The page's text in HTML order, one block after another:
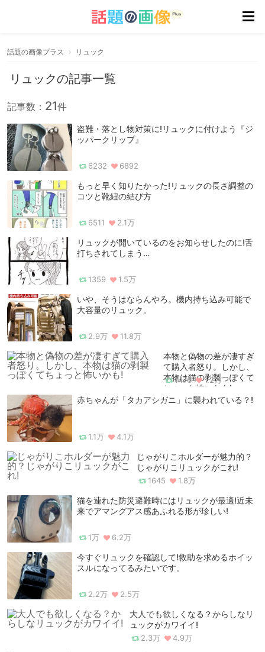
話題の画像プラス リュック
リュックの記事一覧
記事数： 21件
盗難・落とし物対策に!リュックに付けよう『ジ
ッパークリップ』
6232 6892
もっと早く知りたかった!リュックの長さ調整の
コツと靴紐の結び方
6511 2.1万
リュックが開いているのをお知らせしたのに!舌
打ちされてしまう…
1359 1.5万
いや、そうはならんやろ。機内持ち込み可能で
大容量のリュック。
2.9万 11.8万
本物と偽物の差が凄すぎ
て購入者怒り。しかし、
本物は猫の剥製っぽくて
ちょっと怖いかも!
1476 1.2万
赤ちゃんが「タカアシガニ」に襲われている？!
1.1万 4.1万
じゃがりこホルダーが魅力的？
じゃがりこリュックがこれ!
1645 1.8万
猫を連れた防災避難時にはリュックが最適!近未
来でアマングアス感あふれる形が珍しい!
1万 6.2万
今すぐリュックを確認して!救助を求めるホイッ
スルになってるみたいです。
2.2万 2.5万
大人でも欲しくなる？からしなリ
ュックがカワイイ!
2.3万 4.9万